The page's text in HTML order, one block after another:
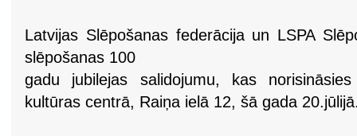
Latvijas Slēpošanas federācija un LSPA
slēpošanas 100
gadu jubilejas salidojumu, kas
kultūras centrā, Raiņa ielā 12, šā gada